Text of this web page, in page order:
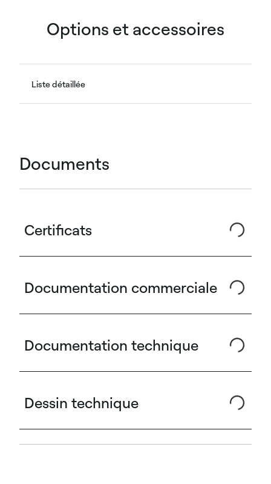
Options et accessoires
Liste détaillée
Documents
Certificats
Documentation commerciale
Documentation technique
Dessin technique